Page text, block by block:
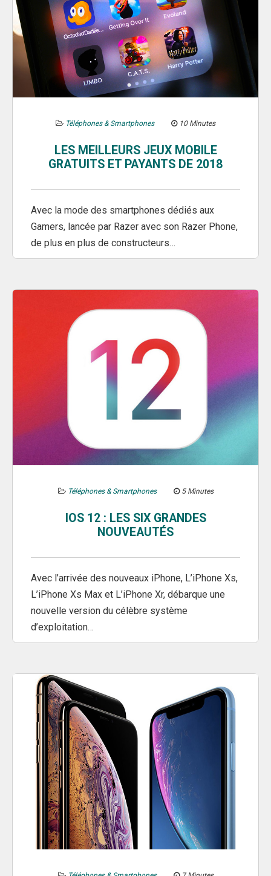
Téléphones & Smartphones 10 Minutes
LES MEILLEURS JEUX MOBILE
GRATUITS ET PAYANTS DE 2018
Avec la mode des smartphones dédiés aux
Gamers, lancée par Razer avec son Razer Phone,
de plus en plus de constructeurs…
Téléphones & Smartphones 5 Minutes
IOS 12 : LES SIX GRANDES
NOUVEAUTÉS
Avec l’arrivée des nouveaux iPhone, L’iPhone Xs,
L’iPhone Xs Max et L’iPhone Xr, débarque une
nouvelle version du célèbre système
d’exploitation…